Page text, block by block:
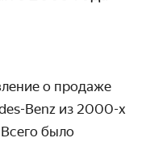
о продаже
Benz из 2000-х
было